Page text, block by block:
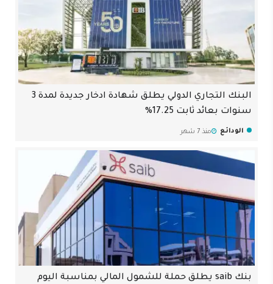
البنك التجاري الدولي يطلق شهادة ادخار جديدة لمدة 3
سنوات بعائد ثابت 17.25%
الودائع منذ 7 شهر
بنك saib يطلق حملة للشمول المالي بمناسبة اليوم